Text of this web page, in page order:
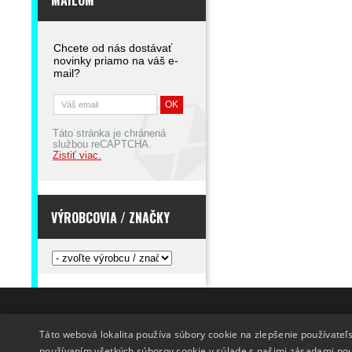
Chcete od nás dostávať
novinky priamo na váš e-
mail?
Táto stránka je chránená
službou reCAPTCHA.
Zistiť viac.
VÝROBCOVIA / ZNAČKY
INFO
O nás
DODANIE TOVARU
Doprava
Táto webová lokalita používa súbory cookie na zlepšenie